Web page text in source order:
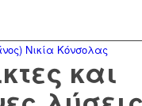
Νικία Κόνσολας
και